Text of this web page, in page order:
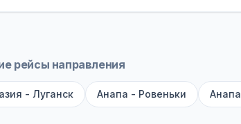
производится только при посадке,
рейсов вы увидите время выезда, место
поездок! С уважением, команда
рейсы направления
- Луганск Анапа - Ровеньки